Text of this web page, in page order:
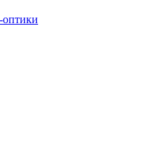
оптики